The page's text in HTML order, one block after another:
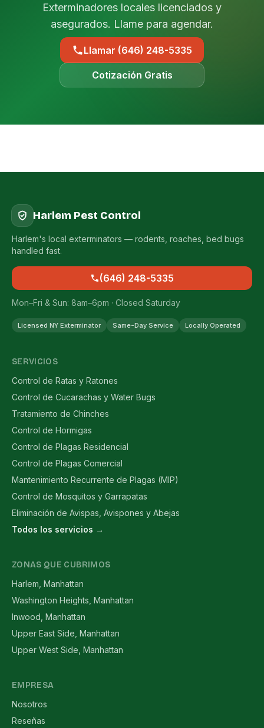
Exterminadores locales licenciados y
asegurados. Llame para agendar.
Llamar (646) 248-5335
Cotización Gratis
Harlem Pest Control
Harlem's local exterminators — rodents, roaches, bed bugs
handled fast.
(646) 248-5335
Mon–Fri & Sun: 8am–6pm · Closed Saturday
Licensed NY Exterminator Same-Day Service Locally Operated
SERVICIOS
Control de Ratas y Ratones
Control de Cucarachas y Water Bugs
Tratamiento de Chinches
Control de Hormigas
Control de Plagas Residencial
Control de Plagas Comercial
Mantenimiento Recurrente de Plagas (MIP)
Control de Mosquitos y Garrapatas
Eliminación de Avispas, Avispones y Abejas
Todos los servicios →
ZONAS QUE CUBRIMOS
Harlem, Manhattan
Washington Heights, Manhattan
Inwood, Manhattan
Upper East Side, Manhattan
Upper West Side, Manhattan
EMPRESA
Nosotros
Reseñas